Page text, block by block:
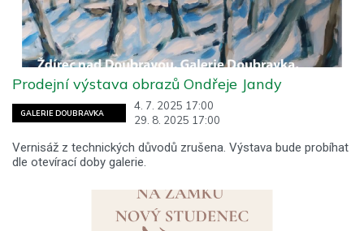
GALERIE DOUBRAVKA
4. 7. 2025 17:00
29. 8. 2025 17:00
Prodejní výstava obrazů Ondřeje Jandy
Vernisáž z technických důvodů zrušena. Výstava bude probíhat
dle otevírací doby galerie.